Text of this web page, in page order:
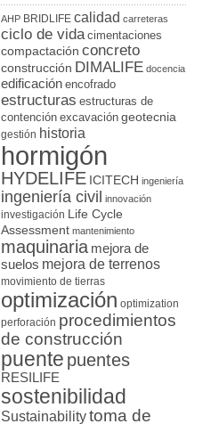
AHP BRIDLIFE calidad carreteras
ciclo de vida cimentaciones
compactación concreto
construcción DIMALIFE docencia
edificación encofrado
estructuras estructuras de
contención excavación geotecnia
gestión historia
hormigón
HYDELIFE ICITECH ingeniería
ingeniería civil innovación
investigación
Life Cycle
Assessment mantenimiento
maquinaria mejora de
suelos mejora de terrenos
movimiento de tierras
optimización optimization
perforación procedimientos
de construcción
puente puentes
RESILIFE
sostenibilidad
Sustainabilitytoma de